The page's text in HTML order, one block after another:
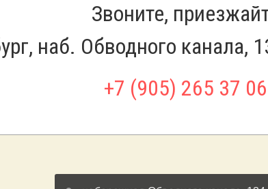
Звоните,
наб. Обводного канала,
+7 (905) 265 37 06